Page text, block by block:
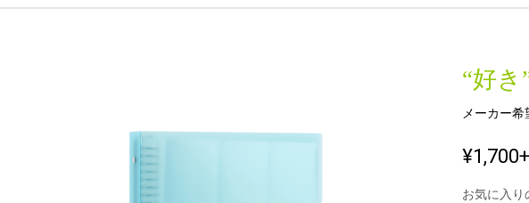
“好
メーカー
¥1,700
お気に入り